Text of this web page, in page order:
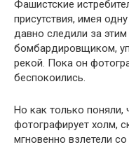
Фашистские
присутствия, имея
давно следили за
бомбардировщиком,
рекой. Пока он
беспокоились.
Но как только
фотографирует холм,
мгновенно взлетели